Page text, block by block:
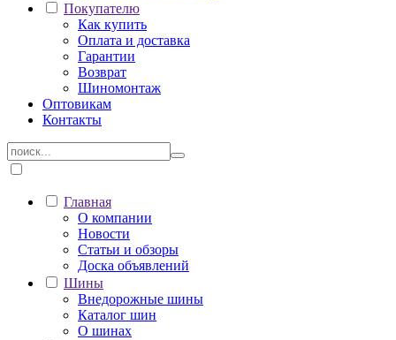
Покупателю
Как купить
Оплата и доставка
Гарантии
Возврат
Шиномонтаж
Оптовикам
Контакты
Главная
О компании
Новости
Статьи и обзоры
Доска объявлений
Шины
Внедорожные шины
Каталог шин
О шинах